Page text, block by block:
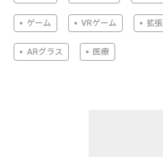
ゲーム VRゲーム 拡
ARグラス 医療